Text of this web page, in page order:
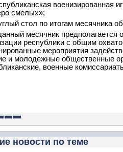
военизированная
смелых»;
стол по итогам месячника
месячник предполагается
республики с общим
мероприятия
и молодежные общественные
военные
новости по теме